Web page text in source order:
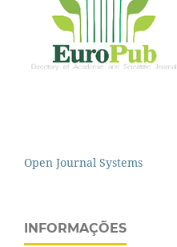
Open Journal Systems
INFORMAÇÕES